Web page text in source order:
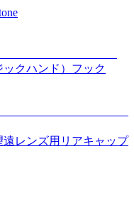
クハンド）フック
レンズ用リアキャップ